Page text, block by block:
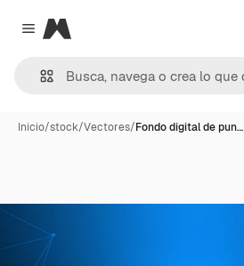
Close menu
Magnific
Inicio/stock/Vectores/Fondo digital de pun…